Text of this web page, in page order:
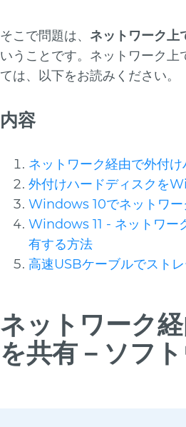
そこで問題は、 ネットワーク上
いうことです。ネットワーク
ては、以下をお読みください。
内容
ネットワーク経由で外付
外付けハードディスクを
Windows 10でネットワー
Windows 11 - ネットワー
有する方法
高速USBケーブルでスト
ネットワーク
を共有－ソフ